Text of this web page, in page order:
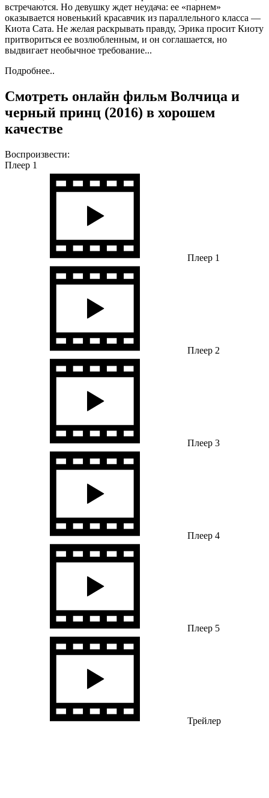
встречаются. Но девушку ждет неудача: ее «парнем»
оказывается новенький красавчик из параллельного класса —
Киота Сата. Не желая раскрывать правду, Эрика просит Киоту
притвориться ее возлюбленным, и он соглашается, но
выдвигает необычное требование...
Подробнее..
Смотреть онлайн фильм Волчица и
черный принц (2016) в хорошем
качестве
Воспроизвести:
Плеер 1
Плеер 1
Плеер 2
Плеер 3
Плеер 4
Плеер 5
Трейлер